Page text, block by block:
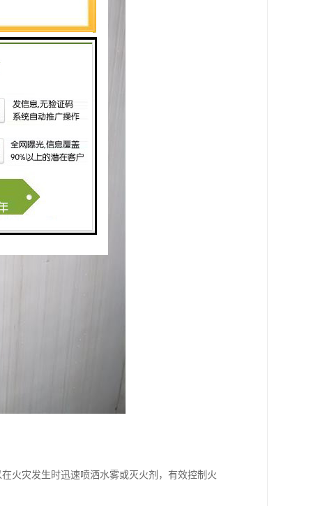
火灾发生时迅速喷洒水雾或灭火剂，有效控制火